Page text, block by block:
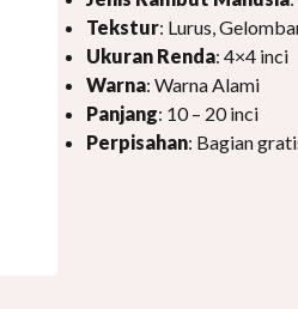
Tekstur: Lurus,
Ukuran Renda: 4×4 inci
Warna: Warna Alami
Panjang: 10 – 20 inci
Perpisahan: Bagian